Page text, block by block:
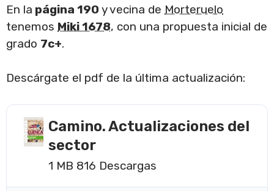
En la página 190 y vecina de Morteruelo
tenemos Miki 1678, con una propuesta inicial de
grado 7c+.
Descárgate el pdf de la última actualización:
Camino. Actualizaciones del
sector
1 MB 816 Descargas